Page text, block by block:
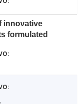
innovative
formulated